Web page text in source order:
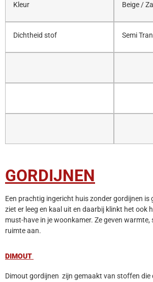
Kleur Beige /
Dichtheid stof Semi
GORDIJNEN
Een prachtig ingericht huis zonder gordijnen is
ziet er leeg en kaal uit en daarbij klinkt het ook
must-have in je woonkamer. Ze geven warmte,
ruimte aan.
DIMOUT
Dimout gordijnen zijn gemaakt van stoffen die